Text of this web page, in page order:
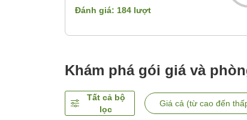
Đánh giá: 184 lượt
Khám phá gói giá và
Tất cả bộ
lọc
Giá cả (từ cao đến